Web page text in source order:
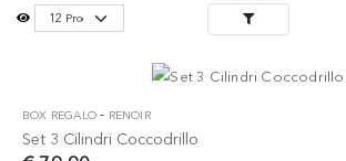
BOX REGALO - RENOIR
Set 3 Cilindri Coccodrillo